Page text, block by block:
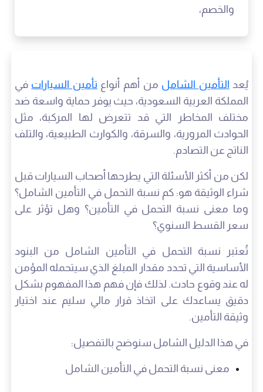
والخصم،
يُعد التأمين الشامل من أهم أنواع تأمين السيارات في
المملكة العربية السعودية، حيث يوفر حماية واسعة ضد
مختلف المخاطر التي قد تتعرض لها المركبة، مثل
الحوادث المرورية، والسرقة، والكوارث الطبيعية، والتلف
الناتج عن التصادم.
لكن من أكثر الأسئلة التي يطرحها أصحاب السيارات قبل
شراء الوثيقة هو: كم نسبة التحمل في التأمين الشامل؟
وما معنى نسبة التحمل في التأمين؟ وهل تؤثر على
سعر القسط السنوي؟
تُعتبر نسبة التحمل في التأمين الشامل من البنود
الأساسية التي تحدد مقدار المبلغ الذي سيتحمله المؤمن
له عند وقوع حادث. لذلك فإن فهم هذا المفهوم بشكل
دقيق يساعدك على اتخاذ قرار مالي سليم عند اختيار
وثيقة التأمين.
في هذا الدليل الشامل سنوضح بالتفصيل:
معنى نسبة التحمل في التأمين الشامل